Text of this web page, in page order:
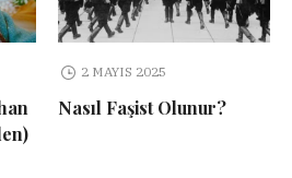
2 MAYIS 2025
Nasıl Faşist Olunur?